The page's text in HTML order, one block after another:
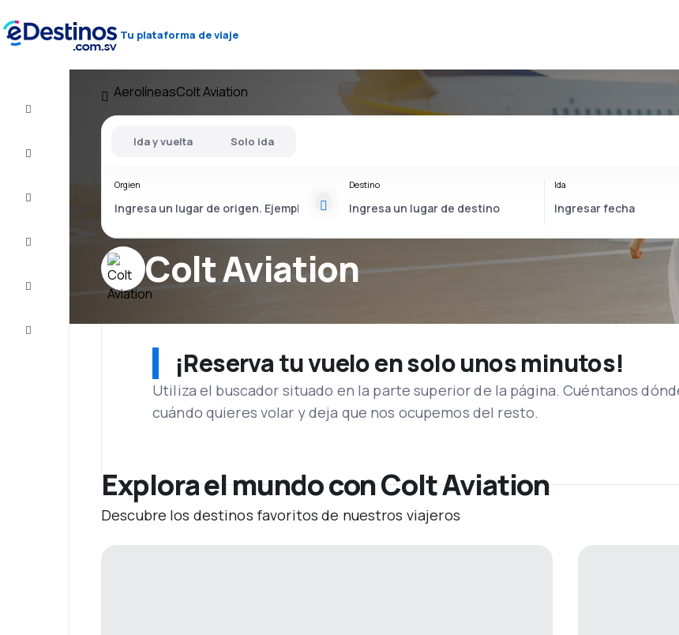
Tu plataforma de viaje
Atención
AerolíneasColt Aviation
Colt Aviation
Ida y vuelta Solo ida
Orgien Destino Ida
¡Reserva tu vuelo en solo unos minutos!
Utiliza el buscador situado en la parte superior de la página. Cuéntanos
cuándo quieres volar y deja que nos ocupemos del resto.
Explora el mundo con Colt Aviation
Descubre los destinos favoritos de nuestros viajeros